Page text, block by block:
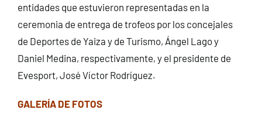
entidades que estuvieron representadas en la
ceremonia de entrega de trofeos por los concejales
de Deportes de Yaiza y de Turismo, Ángel Lago y
Daniel Medina, respectivamente, y el presidente de
Evesport, José Víctor Rodríguez.
GALERÍA DE FOTOS